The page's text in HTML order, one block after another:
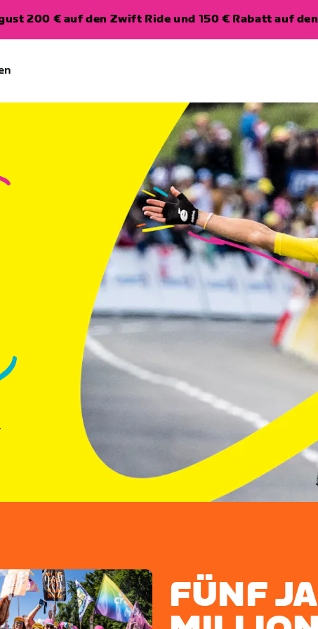
200 € auf den Zwift Ride und 150 € Rabatt auf den
FÜNF